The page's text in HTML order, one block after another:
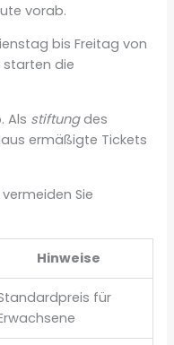
vorab.
bis Freitag von
starten die
Als stiftungdes
ermäßigte Tickets
Sie
Hinweise
für